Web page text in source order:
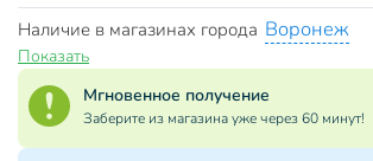
Наличие в магазинах города Воронеж
Показать
Мгновенное получение
Заберите из магазина уже через 60 минут!